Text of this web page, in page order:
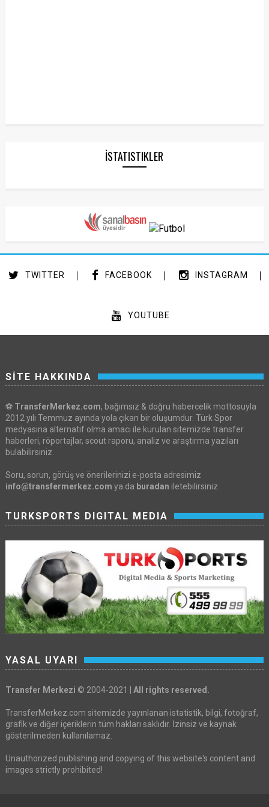
İSTATISTIKLER
TWITTER FACEBOOK INSTAGRAM
YOUTUBE
SİTE HAKKINDA
⚽ TransferMerkez.com, bağımsız & doğru habercelik mottosuyla
2012 yılı Temmuz ayında yola çıkan bir oluşumdur. Türk Spor
medyasına alternatif olma amacı ile kurulan sitemizde transfer
haberleri, röportajlar, scout raporu, analiz ve araştırma yazıları
bulabilirsiniz.
Soru, sorun, görüş ve önerilerinizi e-posta adresimiz
info@transfermerkez.com ya da buradan iletebilirsiniz.
TURKSPORTS DIGITAL MEDIA
YASAL UYARI
Transfer Merkezi © 2004-2021 | All rights reserved.
TransferMerkez.com sitemizde yayınlanan istatistik, bilgi, fotoğraf,
grafik ve diğer içeriklerin tüm hakları saklıdır. İzinsiz ve kaynak
gösterilmeden kullanılamaz.
Unauthorized publishing and copying of this website's content and
images strictly prohibited!